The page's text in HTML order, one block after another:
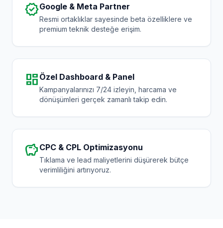
verifiedGoogle & Meta Partner
Resmi ortaklıklar sayesinde beta özelliklere ve
premium teknik desteğe erişim.
dashboard Özel Dashboard & Panel
Kampanyalarınızı 7/24 izleyin, harcama ve
dönüşümleri gerçek zamanlı takip edin.
savings CPC & CPL Optimizasyonu
Tıklama ve lead maliyetlerini düşürerek bütçe
verimliliğini artırıyoruz.